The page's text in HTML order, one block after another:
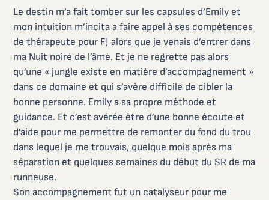
Le destin m’a fait tomber sur les capsules d’Emily et
mon intuition m’incita a faire appel à ses compétences
de thérapeute pour FJ alors que je venais d’entrer dans
ma Nuit noire de l’âme. Et je ne regrette pas alors
qu’une « jungle existe en matière d’accompagnement »
dans ce domaine et qui s’avère difficile de cibler la
bonne personne. Emily a sa propre méthode et
guidance. Et c’est avérée être d’une bonne écoute et
d’aide pour me permettre de remonter du fond du trou
dans lequel je me trouvais, quelque mois après ma
séparation et quelques semaines du début du SR de ma
runneuse.
Son accompagnement fut un catalyseur pour me